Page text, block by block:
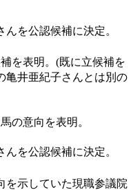
んを公認候補に決定。
を表明。(既に立候補を
亀井亜紀子さんとは別の
の意向を表明。
んを公認候補に決定。
を示していた現職参議院